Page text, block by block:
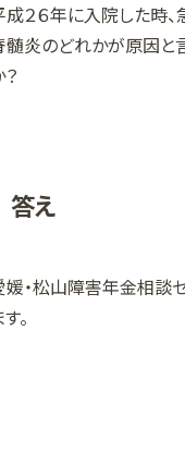
成２６年に入院した時
髄炎のどれかが原因と
え
媛・松山障害年金相談
。